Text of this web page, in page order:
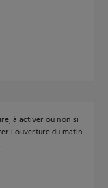
à activer ou non si
l'ouverture du matin